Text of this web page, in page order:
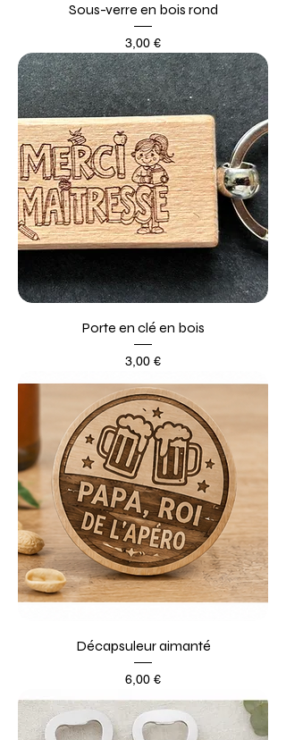
Sous-verre en bois rond
Prix
3,00 €
Porte en clé en bois
Prix
3,00 €
Décapsuleur aimanté
Prix
6,00 €